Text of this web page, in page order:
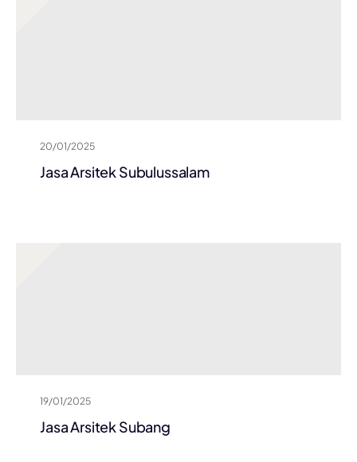
20/01/2025
Jasa Arsitek Subulussalam
19/01/2025
Jasa Arsitek Subang